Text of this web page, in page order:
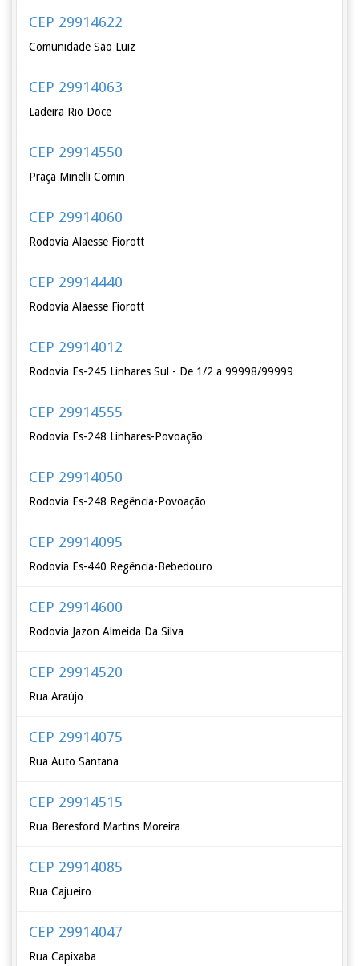
CEP 29914622
Comunidade São Luiz
CEP 29914063
Ladeira Rio Doce
CEP 29914550
Praça Minelli Comin
CEP 29914060
Rodovia Alaesse Fiorott
CEP 29914440
Rodovia Alaesse Fiorott
CEP 29914012
Rodovia Es-245 Linhares Sul - De 1/2 a 99998/99999
CEP 29914555
Rodovia Es-248 Linhares-Povoação
CEP 29914050
Rodovia Es-248 Regência-Povoação
CEP 29914095
Rodovia Es-440 Regência-Bebedouro
CEP 29914600
Rodovia Jazon Almeida Da Silva
CEP 29914520
Rua Araújo
CEP 29914075
Rua Auto Santana
CEP 29914515
Rua Beresford Martins Moreira
CEP 29914085
Rua Cajueiro
CEP 29914047
Rua Capixaba